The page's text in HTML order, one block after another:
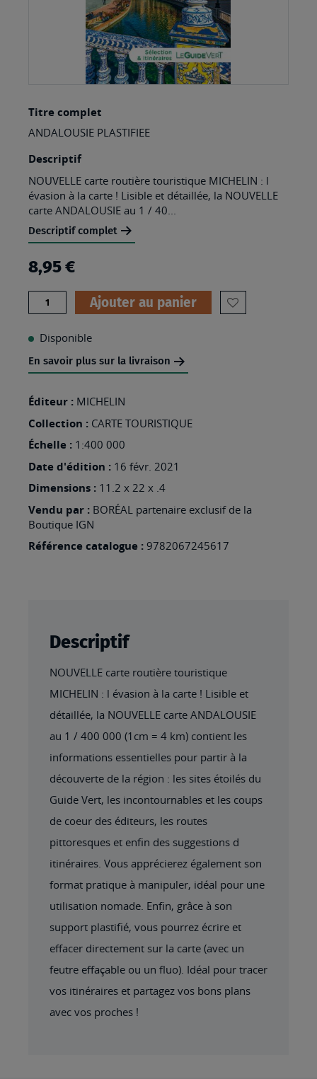
to
the
beginning
of
the
gallery
Titre complet
ANDALOUSIE PLASTIFIEE
Descriptif
NOUVELLE carte routière touristique MICHELIN : l
évasion à la carte ! Lisible et détaillée, la NOUVELLE
carte ANDALOUSIE au 1 / 40...
Descriptif complet
8,95 €
Quantité Ajouter au panier
AJOUTER
Disponible
En savoir plus sur la livraison
Éditeur : MICHELIN
Collection : CARTE TOURISTIQUE
Échelle : 1:400 000
Date d'édition : 16 févr. 2021
Dimensions : 11.2 x 22 x .4
Vendu par : BORÉAL partenaire exclusif de la
Boutique IGN
Référence catalogue : 9782067245617
Descriptif
NOUVELLE carte routière touristique
MICHELIN : l évasion à la carte ! Lisible et
détaillée, la NOUVELLE carte ANDALOUSIE
au 1 / 400 000 (1cm = 4 km) contient les
informations essentielles pour partir à la
découverte de la région : les sites étoilés du
Guide Vert, les incontournables et les coups
de coeur des éditeurs, les routes
pittoresques et enfin des suggestions d
itinéraires. Vous apprécierez également son
format pratique à manipuler, idéal pour une
utilisation nomade. Enfin, grâce à son
support plastifié, vous pourrez écrire et
effacer directement sur la carte (avec un
feutre effaçable ou un fluo). Idéal pour tracer
vos itinéraires et partagez vos bons plans
avec vos proches !